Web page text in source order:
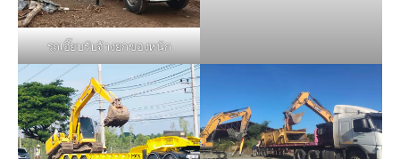
รถเฮี๊ยบรับจ้างยกของหนัก